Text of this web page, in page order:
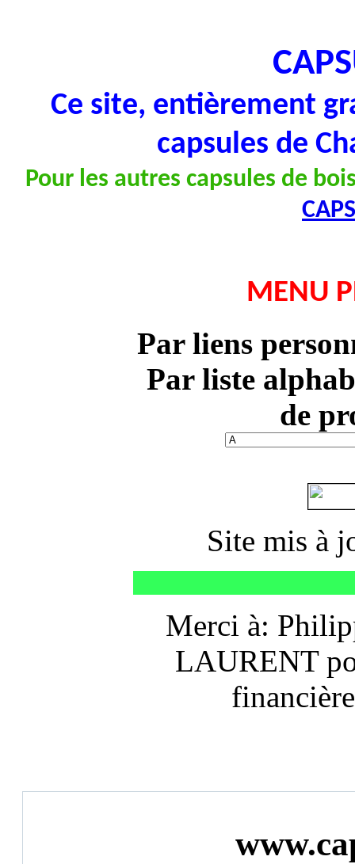
Ce site, entièrement
capsules de
Pour les autres capsules de
MENU
Par liens
Par liste
de
Site mis à
Merci à:
LAURENT